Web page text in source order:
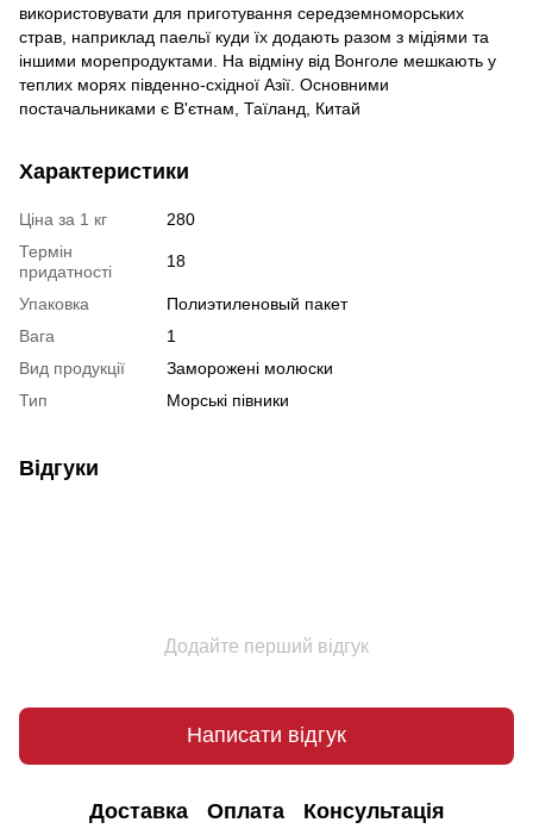
використовувати для приготування середземноморських
страв, наприклад паельї куди їх додають разом з мідіями та
іншими морепродуктами. На відміну від Вонголе мешкають у
теплих морях південно-східної Азії. Основними
постачальниками є В'єтнам, Таїланд, Китай
Характеристики
Ціна за 1 кг
280
Термін
придатності
18
Упаковка
Полиэтиленовый пакет
Вага
1
Вид продукції
Заморожені молюски
Тип
Морські півники
Відгуки
Додайте перший відгук
Написати відгук
Доставка Оплата Консультація